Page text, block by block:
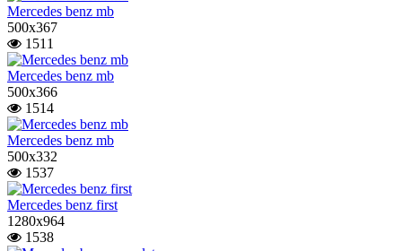
Mercedes benz mb
500x367
1511
Mercedes benz mb
500x366
1514
Mercedes benz mb
500x332
1537
Mercedes benz first
1280x964
1538